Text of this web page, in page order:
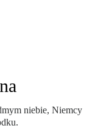
niebie, Niemcy